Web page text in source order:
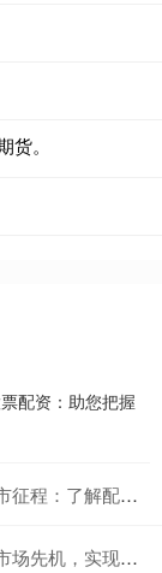
。
配资：助您把握
型，把握投资机遇
，实现财富增值